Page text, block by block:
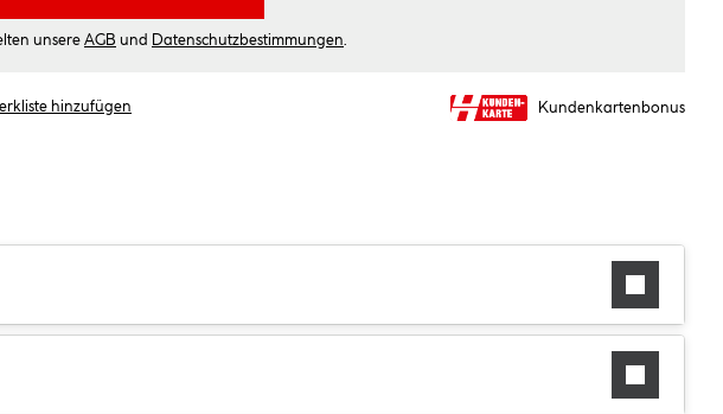
unsere AGB und Datenschutzbestimmungen
hinzufügen Kundenkartenbonus